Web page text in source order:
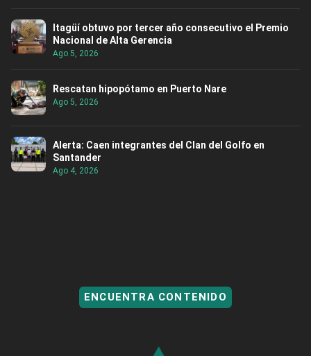
Itagüí obtuvo por tercer año consecutivo el Premio
Nacional de Alta Gerencia
Ago 5, 2026
Rescatan hipopótamo en Puerto Nare
Ago 5, 2026
Alerta: Caen integrantes del Clan del Golfo en
Santander
Ago 4, 2026
ENCUENTRA CONTENIDO